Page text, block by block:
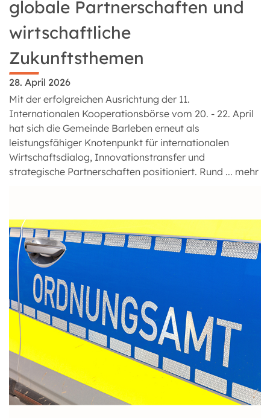
globale Partnerschaften und
wirtschaftliche
Zukunftsthemen
28. April 2026
Mit der erfolgreichen Ausrichtung der 11.
Internationalen Kooperationsbörse vom 20. - 22. April
hat sich die Gemeinde Barleben erneut als
leistungsfähiger Knotenpunkt für internationalen
Wirtschaftsdialog, Innovationstransfer und
strategische Partnerschaften positioniert. Rund ... mehr